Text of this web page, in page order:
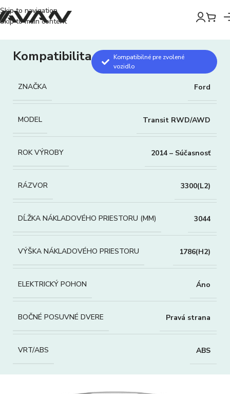
Skip to navigation
Skip to main content
Kompatibilita
Kompatibilné pre zvolené
vozidlo
ZNAČKA Ford
MODEL Transit RWD/AWD
ROK VÝROBY 2014 – Súčasnosť
RÁZVOR 3300(L2)
DĹŽKA NÁKLADOVÉHO PRIESTORU (MM) 3044
VÝŠKA NÁKLADOVÉHO PRIESTORU 1786(H2)
ELEKTRICKÝ POHON Áno
BOČNÉ POSUVNÉ DVERE Pravá strana
VRT/ABS ABS